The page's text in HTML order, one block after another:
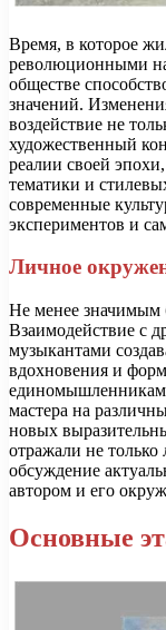
Время, в которое
революционными
обществе
значений.
воздействие не
художественный
реалии своей
тематики и
современные
экспериментов и
Личное
Не менее значимым
Взаимодействие с
музыкантами
вдохновения и
мастера на
новых
отражали не
обсуждение
автором и его
Основные